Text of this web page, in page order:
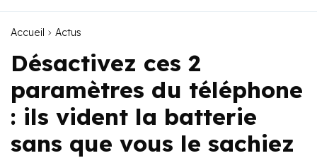
Accueil Actus
Désactivez ces 2
paramètres du téléphone
: ils vident la batterie
sans que vous le sachiez